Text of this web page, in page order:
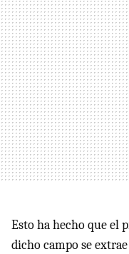
Esto ha hecho que el
dicho campo se